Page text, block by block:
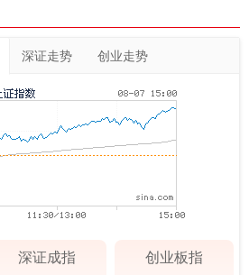
深证走势 创业走势
深证成指 创业板指